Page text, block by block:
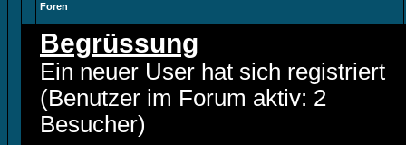
Foren
Begrüssung
Ein neuer User hat sich registriert
(Benutzer im Forum aktiv: 2
Besucher)